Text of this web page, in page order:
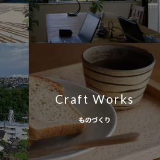
Craft Works
ものづくり